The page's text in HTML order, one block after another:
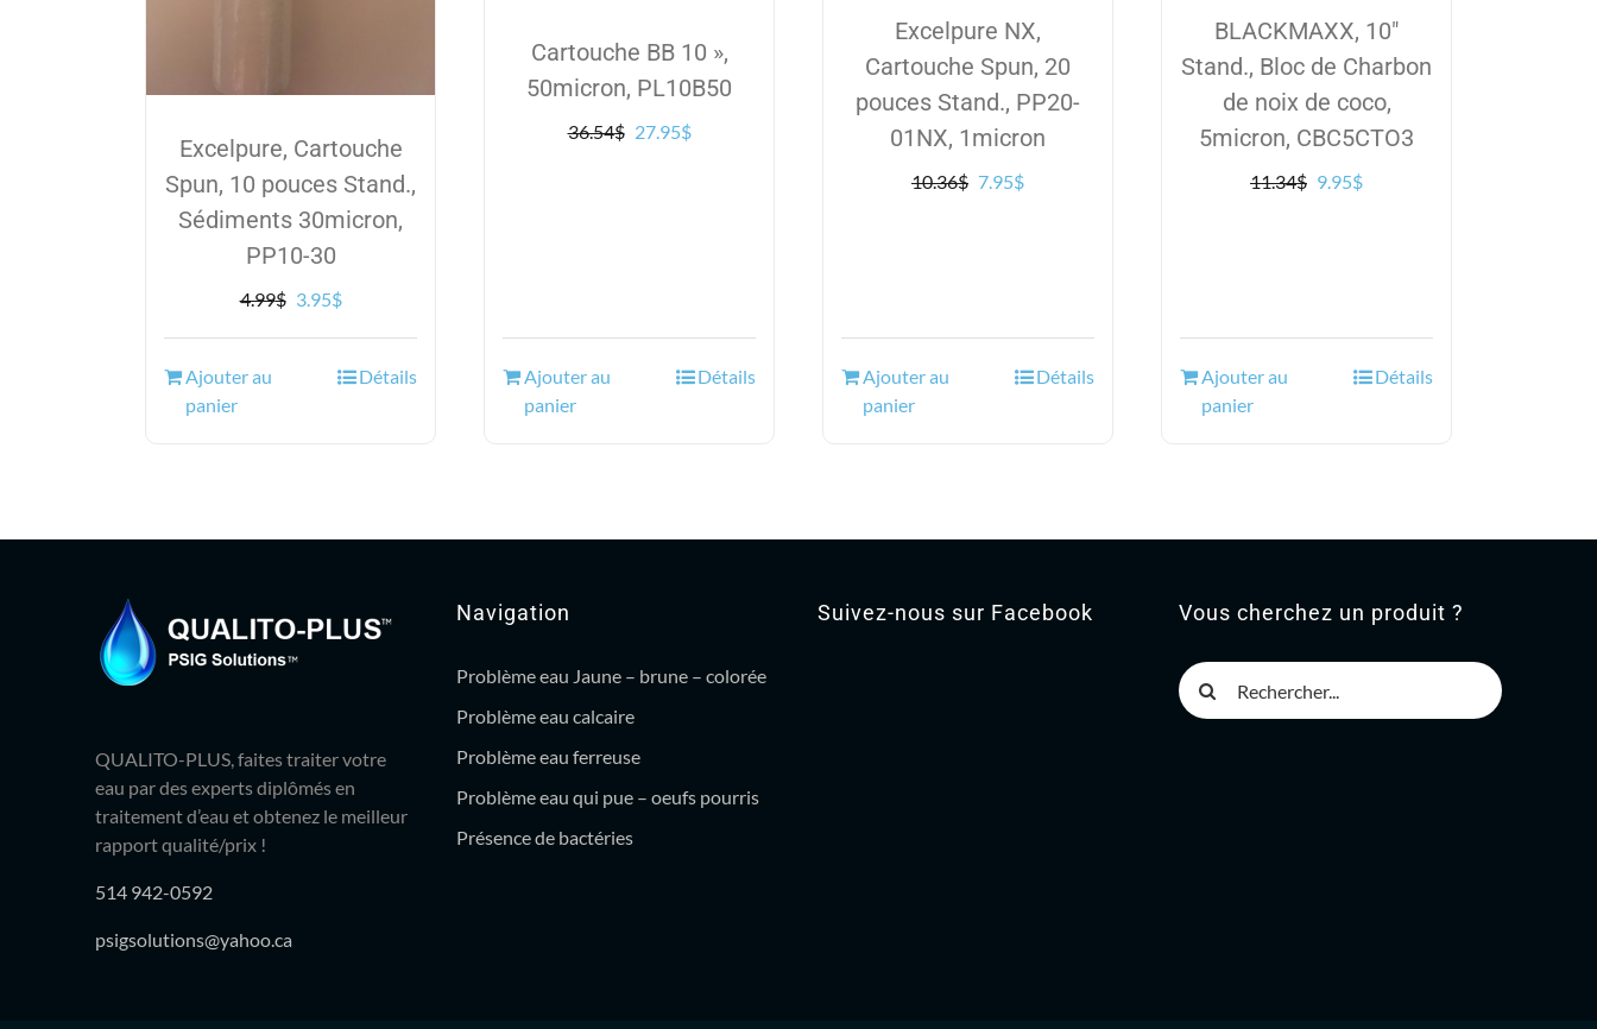
Excelpure, Cartouche
Spun, 10 pouces Stand.,
Sédiments 30micron,
PP10-30
4.99$ Le
était :
3.95$Le
est :
Ajouter au
panier
Détails
Cartouche BB 10 »,
50micron, PL10B50
36.54$ Le
27.95$Le
Ajouter au
panier
Détails
Excelpure NX,
Cartouche Spun, 20
pouces Stand., PP20-
01NX, 1micron
10.36$ Le
7.95$Le
Ajouter au
panier
Détails
BLACKMAXX, 10″
Stand., Bloc de Charbon
de noix de coco,
5micron, CBC5CTO3
11.34$ Le
9.95$Le
Ajouter au
panier
Détails
QUALITO-PLUS, faites traiter votre
eau par des experts diplômés en
traitement d’eau et obtenez le meilleur
rapport qualité/prix !
514 942-0592
psigsolutions@yahoo.ca
Navigation
Problème eau Jaune – brune – colorée
Problème eau calcaire
Problème eau ferreuse
Problème eau qui pue – oeufs pourris
Présence de bactéries
Suivez-nous sur Facebook Vous cherchez un produit ?
Rechercher